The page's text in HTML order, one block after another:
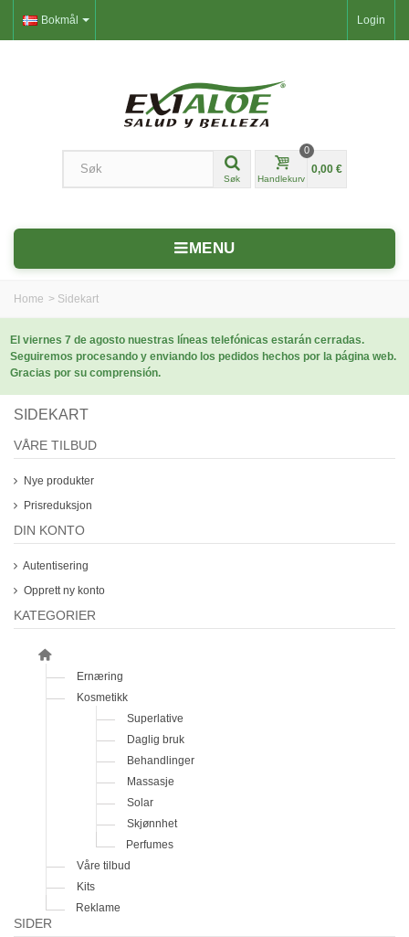
Login
Bokmål
Søk Handlekurv
0
0,00 €
MENU
Home > Sidekart
El viernes 7 de agosto nuestras líneas telefónicas estarán cerradas.
Seguiremos procesando y enviando los pedidos hechos por la página web.
Gracias por su comprensión.
SIDEKART
VÅRE TILBUD
Nye produkter
Prisreduksjon
DIN KONTO
Autentisering
Opprett ny konto
KATEGORIER
Ernæring
Kosmetikk
Superlative
Daglig bruk
Behandlinger
Massasje
Solar
Skjønnhet
Perfumes
Våre tilbud
Kits
Reklame
SIDER